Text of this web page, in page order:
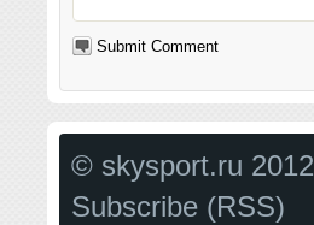
© skysport.ru 2012
Subscribe (RSS)